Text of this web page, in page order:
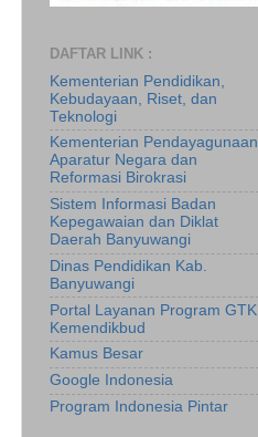
DAFTAR LINK :
Kementerian Pendidikan,
Kebudayaan, Riset, dan
Teknologi
Kementerian Pendayagunaan
Aparatur Negara dan
Reformasi Birokrasi
Sistem Informasi Badan
Kepegawaian dan Diklat
Daerah Banyuwangi
Dinas Pendidikan Kab.
Banyuwangi
Portal Layanan Program GTK
Kemendikbud
Kamus Besar
Google Indonesia
Program Indonesia Pintar